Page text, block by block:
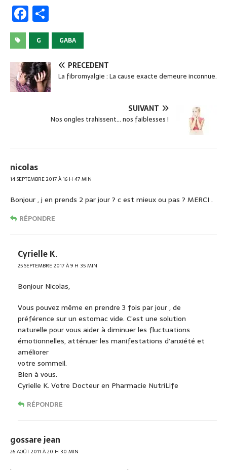
F
a
c
e
b
o
ar
ta
g
er
G GABA
PRÉCÉDENT
La fibromyalgie : La cause exacte demeure inconnue.
SUIVANT
Nos ongles trahissent… nos faiblesses !
nicolas
14 SEPTEMBRE 2017 À 16 H 47 MIN
Bonjour , j en prends 2 par jour ? c est mieux ou pas ? MERCI .
RÉPONDRE
Cyrielle K.
25 SEPTEMBRE 2017 À 9 H 35 MIN
Bonjour Nicolas,
Vous pouvez même en prendre 3 fois par jour , de
préférence sur un estomac vide. C’est une solution
naturelle pour vous aider à diminuer les fluctuations
émotionnelles, atténuer les manifestations d’anxiété et
améliorer
votre sommeil.
Bien à vous.
Cyrielle K. Votre Docteur en Pharmacie NutriLife
RÉPONDRE
gossare jean
26 AOÛT 2011 À 20 H 30 MIN